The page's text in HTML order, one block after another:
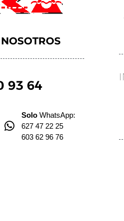
93 64
Solo WhatsApp:
627 47 22 25
603 62 96 76